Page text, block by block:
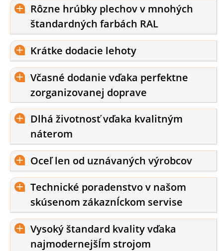
Rôzne hrúbky plechov v mnohých
štandardných farbách RAL
Krátke dodacie lehoty
Včasné dodanie vďaka perfektne
zorganizovanej doprave
Dlhá životnosť vďaka kvalitným
náterom
Oceľ len od uznávaných výrobcov
Technické poradenstvo v našom
skúsenom zákaznÍckom servise
Vysoký štandard kvality vďaka
najmodernejšÍm strojom